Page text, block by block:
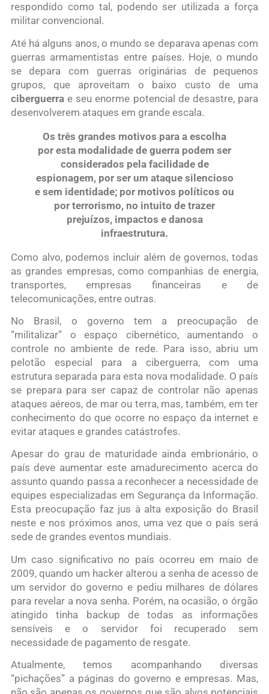
respondido como tal, podendo ser utilizada a força
militar convencional.
Até há alguns anos, o mundo se deparava apenas com
guerras armamentistas entre países. Hoje, o mundo
se depara com guerras originárias de pequenos
grupos, que aproveitam o baixo custo de uma
ciberguerrae seu enorme potencial de desastre, para
desenvolverem ataques em grande escala.
Os três grandes motivos para a escolha
por esta modalidade de guerra podem ser
considerados pela facilidade de
espionagem, por ser um ataque silencioso
e sem identidade; por motivos políticos ou
por terrorismo, no intuito de trazer
prejuízos, impactos e danosa
infraestrutura.
Como alvo, podemos incluir além de governos, todas
as grandes empresas, como companhias de energia,
transportes, empresas financeiras e de
telecomunicações, entre outras.
No Brasil, o governo tem a preocupação de
“militalizar” o espaço cibernético, aumentando o
controle no ambiente de rede. Para isso, abriu um
pelotão especial para a ciberguerra, com uma
estrutura separada para esta nova modalidade. O país
se prepara para ser capaz de controlar não apenas
ataques aéreos, de mar ou terra, mas, também, em ter
conhecimento do que ocorre no espaço da internet e
evitar ataques e grandes catástrofes.
Apesar do grau de maturidade ainda embrionário, o
país deve aumentar este amadurecimento acerca do
assunto quando passa a reconhecer a necessidade de
equipes especializadas em Segurança da Informação.
Esta preocupação faz jus à alta exposição do Brasil
neste e nos próximos anos, uma vez que o país será
sede de grandes eventos mundiais.
Um caso significativo no país ocorreu em maio de
2009, quando um hacker alterou a senha de acesso de
um servidor do governo e pediu milhares de dólares
para revelar a nova senha. Porém, na ocasião, o órgão
atingido tinha backup de todas as informações
sensíveis e o servidor foi recuperado sem
necessidade de pagamento de resgate.
Atualmente, temos acompanhando diversas
“pichações” a páginas do governo e empresas. Mas,